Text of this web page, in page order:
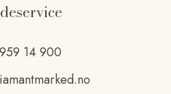
14 900